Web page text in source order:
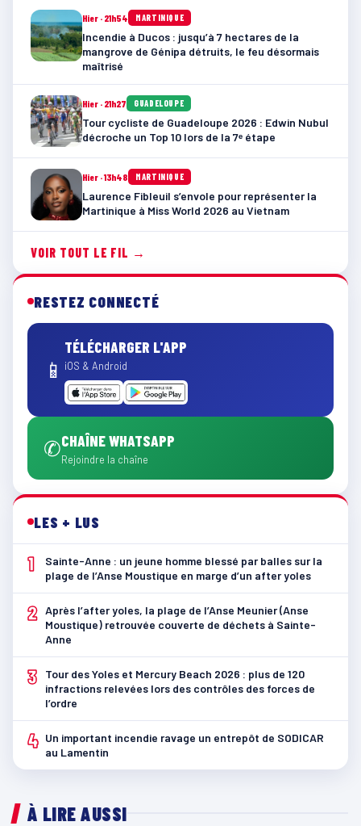
Hier · 21h54 MARTINIQUE
Incendie à Ducos : jusqu’à 7 hectares de la
mangrove de Génipa détruits, le feu désormais
maîtrisé
Hier · 21h27 GUADELOUPE
Tour cycliste de Guadeloupe 2026 : Edwin Nubul
décroche un Top 10 lors de la 7ᵉ étape
Hier · 13h48 MARTINIQUE
Laurence Fibleuil s’envole pour représenter la
Martinique à Miss World 2026 au Vietnam
VOIR TOUT LE FIL →
RESTEZ CONNECTÉ
📱
TÉLÉCHARGER L'APP
iOS & Android
✆CHAÎNE WHATSAPP
Rejoindre la chaîne
LES + LUS
1
Sainte-Anne : un jeune homme blessé par balles sur la
plage de l’Anse Moustique en marge d’un after yoles
2 Après l’after yoles, la plage de l’Anse Meunier (Anse
Moustique) retrouvée couverte de déchets à Sainte-
Anne
3
Tour des Yoles et Mercury Beach 2026 : plus de 120
infractions relevées lors des contrôles des forces de
l’ordre
4 Un important incendie ravage un entrepôt de SODICAR
au Lamentin
À LIRE AUSSI